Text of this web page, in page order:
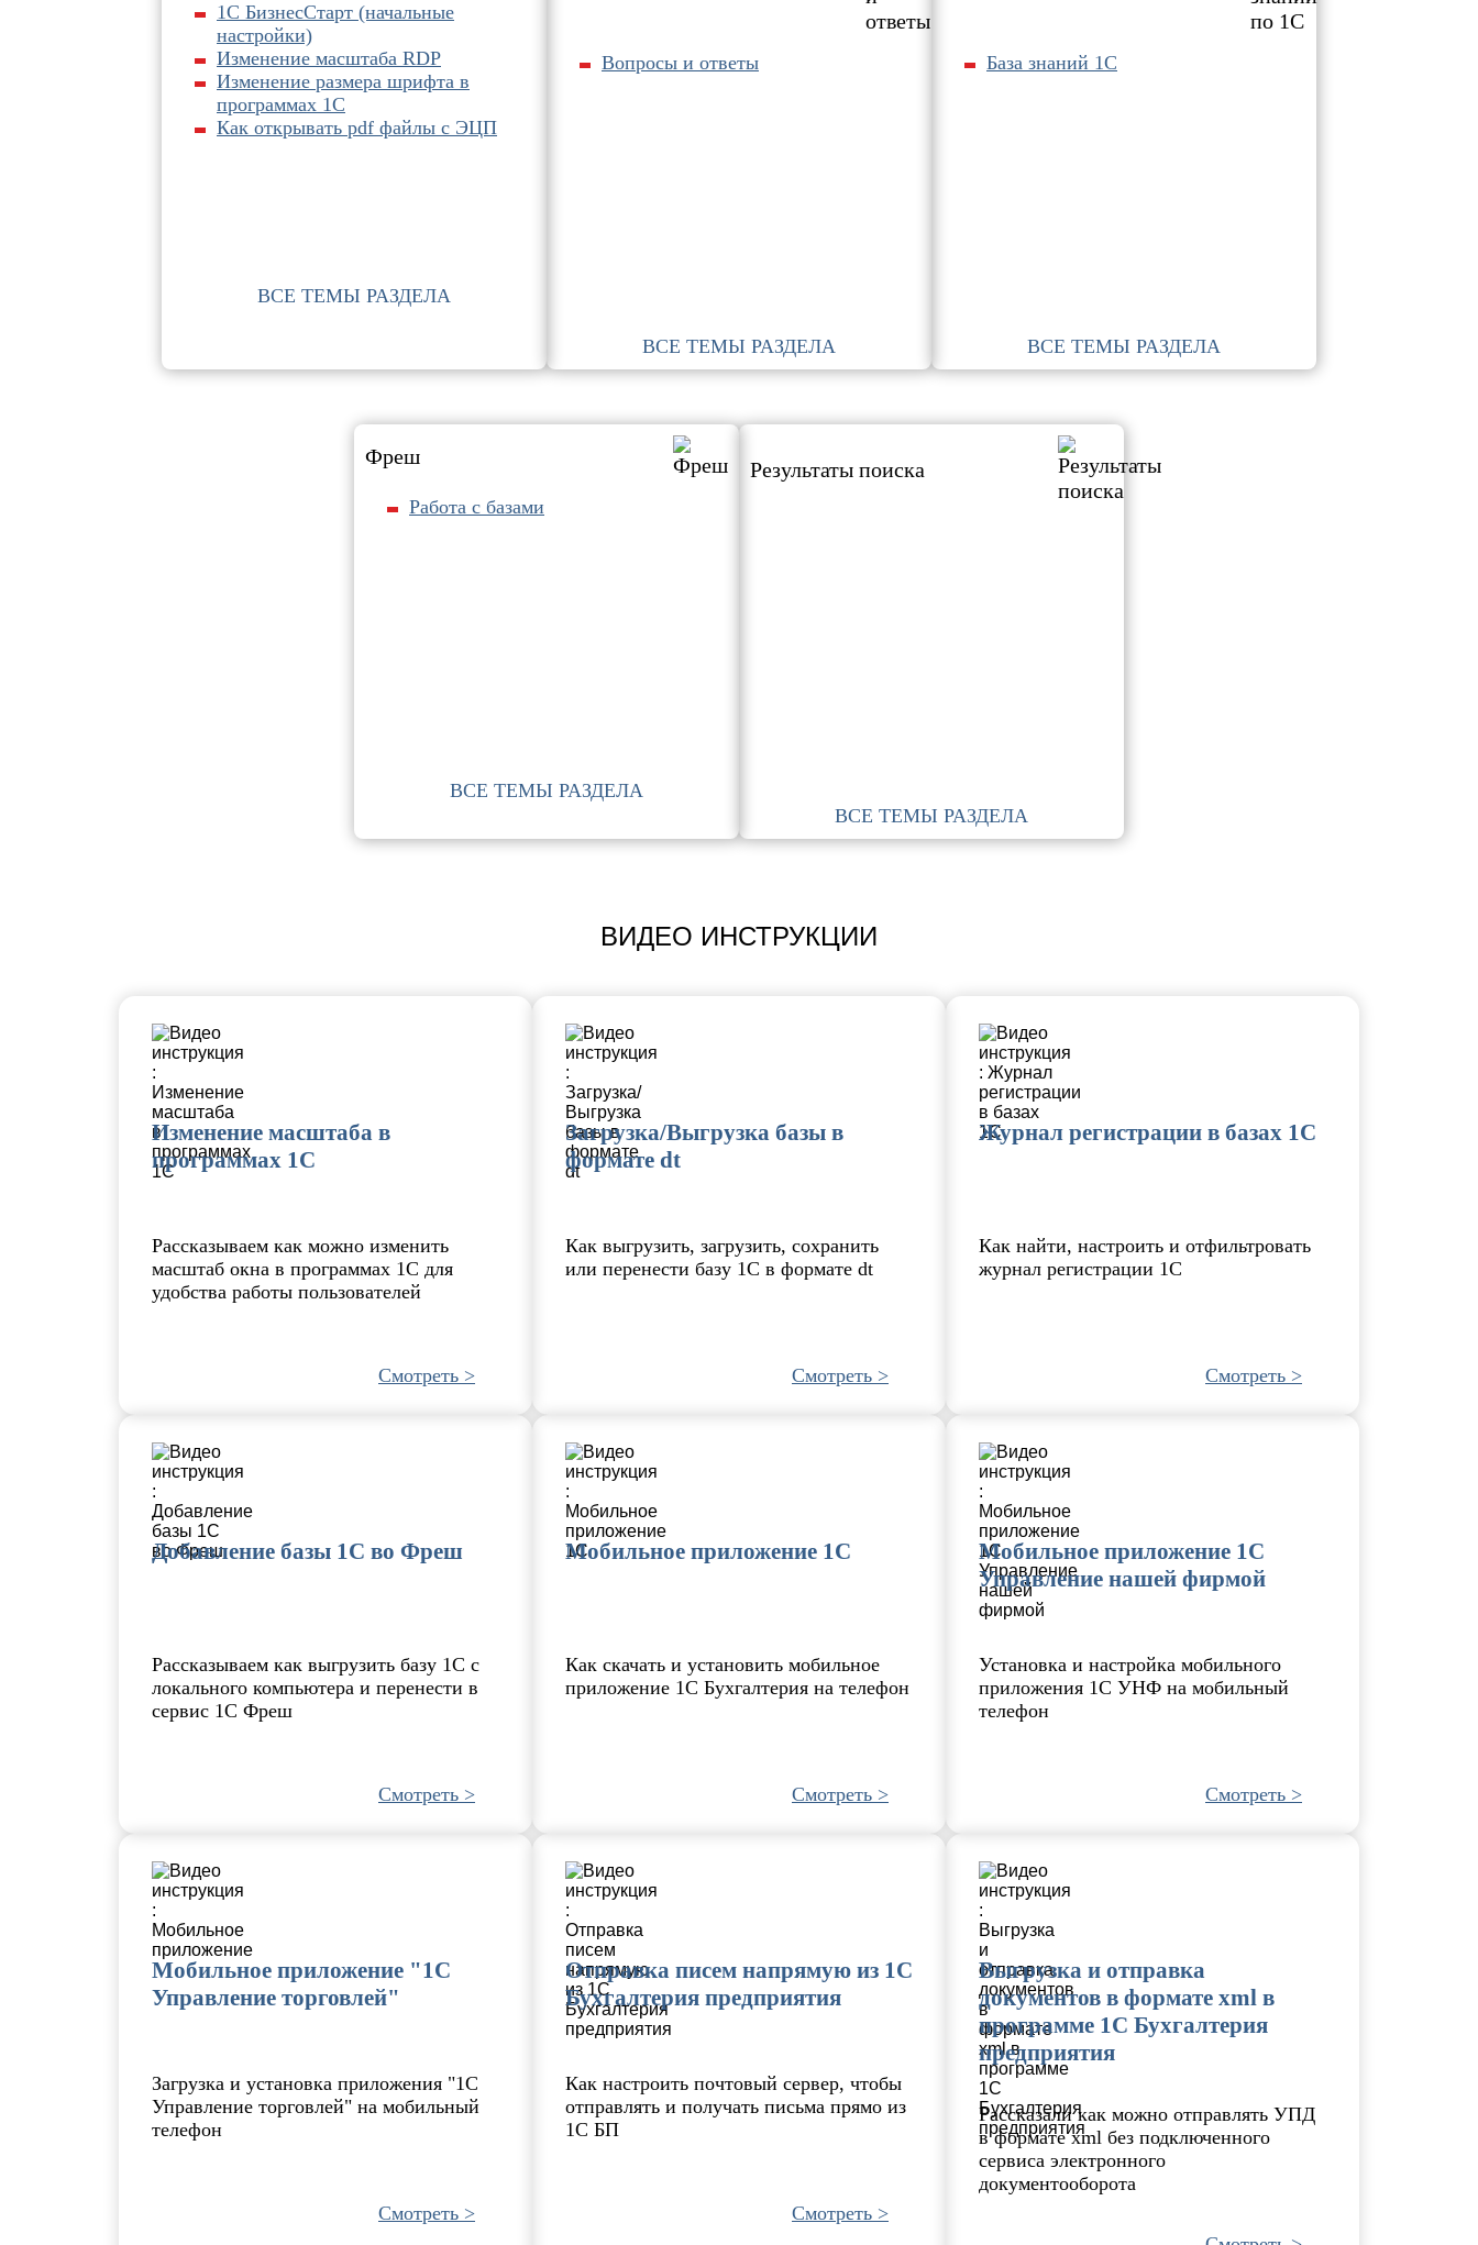
1С БизнесСтарт (начальные
настройки)
Изменение масштаба RDP
Изменение размера шрифта в
программах 1С
Как открывать pdf файлы с ЭЦП
ВСЕ ТЕМЫ РАЗДЕЛА
Вопросы и ответы
ВСЕ ТЕМЫ РАЗДЕЛА
База знаний 1С
ВСЕ ТЕМЫ РАЗДЕЛА
Фреш
Работа с базами
ВСЕ ТЕМЫ РАЗДЕЛА
Результаты поиска
ВСЕ ТЕМЫ РАЗДЕЛА
ВИДЕО ИНСТРУКЦИИ
Изменение масштаба в
программах 1С
Рассказываем как можно изменить
масштаб окна в программах 1С для
удобства работы пользователей
Смотреть >
Загрузка/Выгрузка базы в
формате dt
Как выгрузить, загрузить, сохранить
или перенести базу 1С в формате dt
Смотреть >
Журнал регистрации в базах 1С
Как найти, настроить и отфильтровать
журнал регистрации 1С
Смотреть >
Добавление базы 1С во Фреш
Рассказываем как выгрузить базу 1С с
локального компьютера и перенести в
сервис 1С Фреш
Смотреть >
Мобильное приложение 1С
Как скачать и установить мобильное
приложение 1С Бухгалтерия на телефон
Смотреть >
Мобильное приложение 1С
Управление нашей фирмой
Установка и настройка мобильного
приложения 1С УНФ на мобильный
телефон
Смотреть >
Мобильное приложение "1С
Управление торговлей"
Загрузка и установка приложения "1С
Управление торговлей" на мобильный
телефон
Смотреть >
Отправка писем напрямую из 1С
Бухгалтерия предприятия
Как настроить почтовый сервер, чтобы
отправлять и получать письма прямо из
1С БП
Смотреть >
Выгрузка и отправка
документов в формате xml в
программе 1С Бухгалтерия
предприятия
Рассказали как можно отправлять УПД
в формате xml без подключенного
сервиса электронного
документооборота